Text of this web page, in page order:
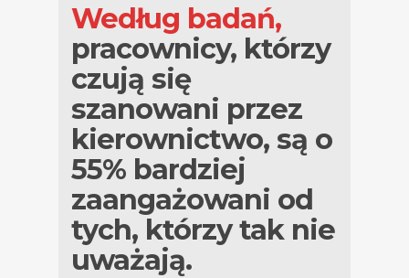
Według badań,
pracownicy, którzy
czują się
szanowani przez
kierownictwo, są o
55% bardziej
zaangażowani od
tych, którzy tak nie
uważają.